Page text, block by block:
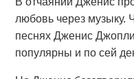
любовь через музыку.
песнях Дженис
популярны и по сей